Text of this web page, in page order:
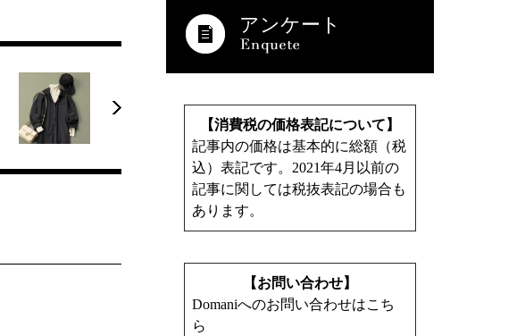
アンケート
【消費税の価格表記について】
記事内の価格は基本的に総額（税
込）表記です。2021年4月以前の
記事に関しては税抜表記の場合も
あります。
【お問い合わせ】
Domaniへのお問い合わせはこち
ら